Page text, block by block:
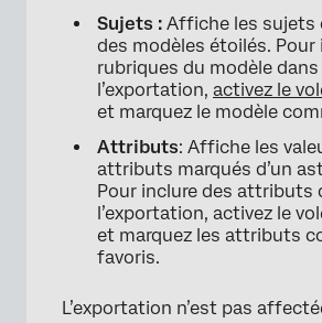
Sujets : Affiche les sujets
des modèles étoilés. Pour
rubriques du modèle dans
l’exportation, activez le
et marquez le modèle
Attributs: Affiche les
attributs marqués d’un
Pour inclure des attributs
l’exportation, activez le
et marquez les attributs
favoris.
L’exportation n’est pas